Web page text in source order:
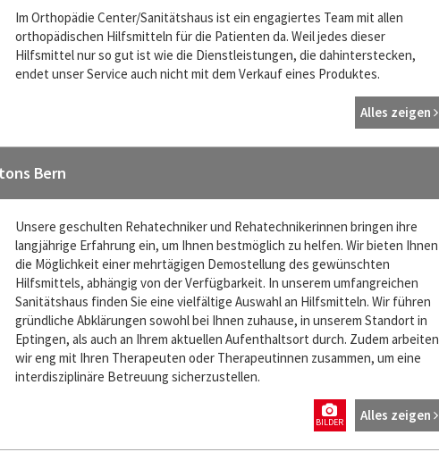
Im Orthopädie Center/Sanitätshaus ist ein engagiertes Team mit allen
orthopädischen Hilfsmitteln für die Patienten da. Weil jedes dieser
Hilfsmittel nur so gut ist wie die Dienstleistungen, die dahinterstecken,
endet unser Service auch nicht mit dem Verkauf eines Produktes.
Alles zeigen
Bern
Unsere geschulten Rehatechniker und Rehatechnikerinnen bringen ihre
langjährige Erfahrung ein, um Ihnen bestmöglich zu helfen. Wir bieten Ihnen
die Möglichkeit einer mehrtägigen Demostellung des gewünschten
Hilfsmittels, abhängig von der Verfügbarkeit. In unserem umfangreichen
Sanitätshaus finden Sie eine vielfältige Auswahl an Hilfsmitteln. Wir führen
gründliche Abklärungen sowohl bei Ihnen zuhause, in unserem Standort in
Eptingen, als auch an Ihrem aktuellen Aufenthaltsort durch. Zudem arbeiten
wir eng mit Ihren Therapeuten oder Therapeutinnen zusammen, um eine
interdisziplinäre Betreuung sicherzustellen.
Alles zeigen
BILDER